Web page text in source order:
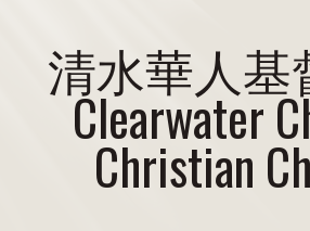
清水華人基
Clearwater
Christian